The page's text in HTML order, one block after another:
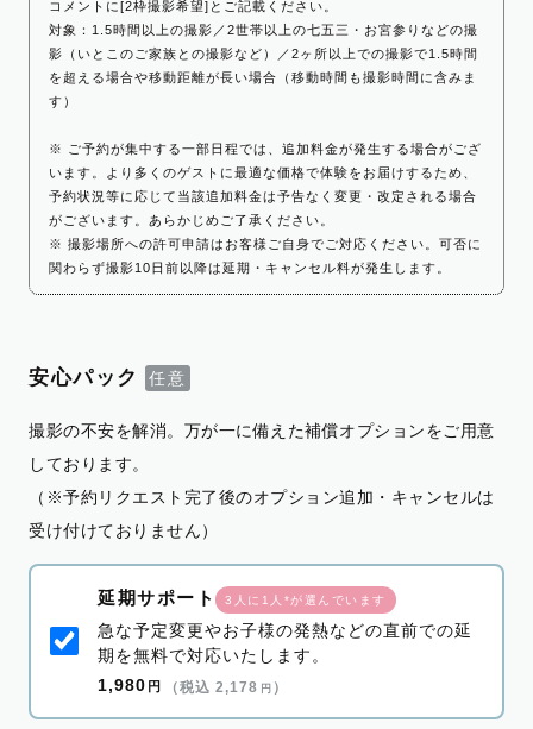
コメントに[2枠撮影希望]とご記載ください。
対象：1.5時間以上の撮影／2世帯以上の七五三・お宮参りなどの撮
影（いとこのご家族との撮影など）／2ヶ所以上での撮影で1.5時間
を超える場合や移動距離が長い場合（移動時間も撮影時間に含みま
す）
※ ご予約が集中する一部日程では、追加料金が発生する場合がござ
います。より多くのゲストに最適な価格で体験をお届けするため、
予約状況等に応じて当該追加料金は予告なく変更・改定される場合
がございます。あらかじめご了承ください。
※ 撮影場所への許可申請はお客様ご自身でご対応ください。可否に
関わらず撮影10日前以降は延期・キャンセル料が発生します。
安心パック
撮影の不安を解消。万が一に備えた補償オプションをご用意
しております。
（※予約リクエスト完了後のオプション追加・キャンセルは
受け付けておりません）
延期サポート 3人に1人*が選んでいます
急な予定変更やお子様の発熱などの直前での延
期を無料で対応いたします。
1,980 円 （税込 2,178 円 ）